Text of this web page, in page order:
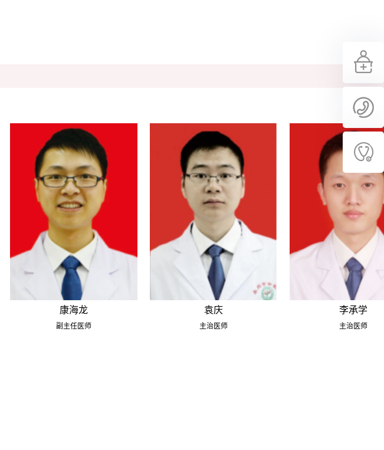
康海龙
副主任医师
袁庆
主治医师
李承学
主治医师